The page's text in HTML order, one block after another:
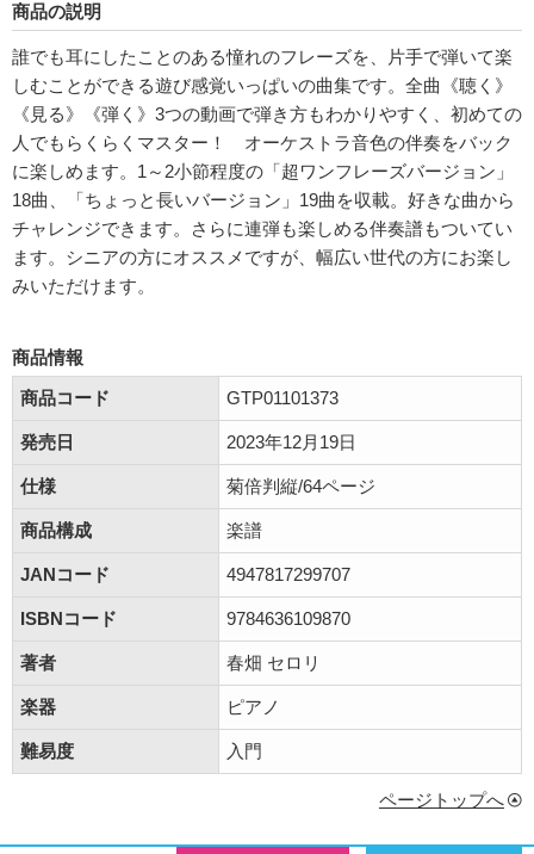
商品の説明
誰でも耳にしたことのある憧れのフレーズを、片手で弾いて楽
しむことができる遊び感覚いっぱいの曲集です。全曲《聴く》
《見る》《弾く》3つの動画で弾き方もわかりやすく、初めての
人でもらくらくマスター！ オーケストラ音色の伴奏をバック
に楽しめます。1～2小節程度の「超ワンフレーズバージョン」
18曲、「ちょっと長いバージョン」19曲を収載。好きな曲から
チャレンジできます。さらに連弾も楽しめる伴奏譜もついてい
ます。シニアの方にオススメですが、幅広い世代の方にお楽し
みいただけます。
商品情報
商品コード
GTP01101373
発売日 2023年12月19日
仕様 菊倍判縦/64ページ
商品構成 楽譜
JANコード 4947817299707
ISBNコード 9784636109870
著者 春畑 セロリ
楽器 ピアノ
難易度 入門
ページトップへ